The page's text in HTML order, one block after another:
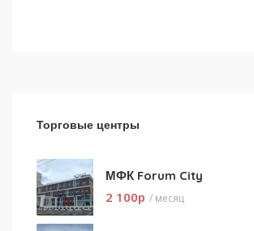
Торговые центры
МФК Forum City
2 100p / месяц